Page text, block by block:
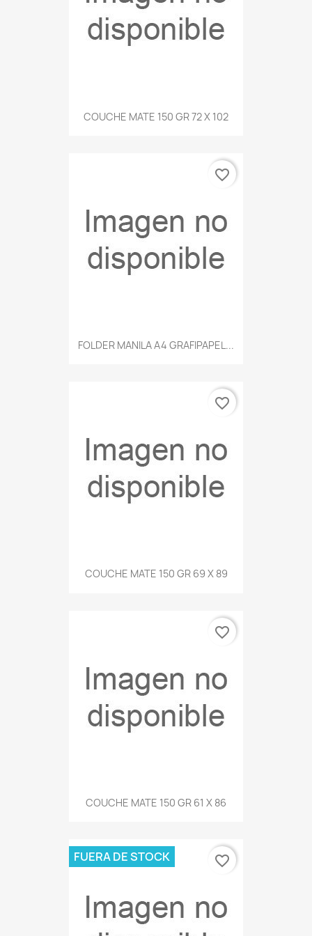
COUCHE MATE 150 GR 72 X 102
FOLDER MANILA A4 GRAFIPAPEL...
favorite_border
COUCHE MATE 150 GR 69 X 89
favorite_border
COUCHE MATE 150 GR 61 X 86
favorite_border
FUERA DE STOCK favorite_border